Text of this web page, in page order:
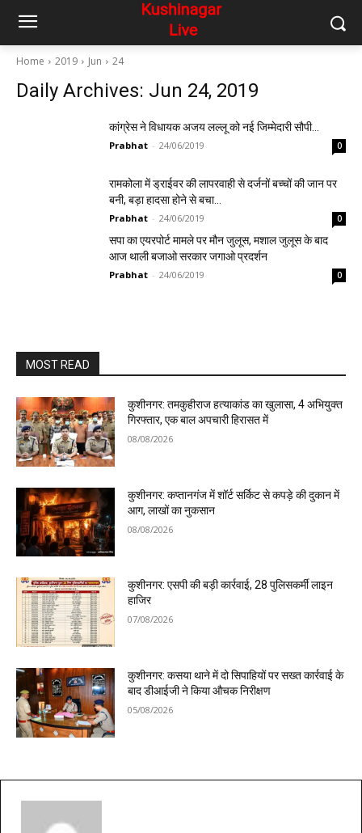
Home 2019 Jun 24
Daily Archives: Jun 24, 2019
कांग्रेस ने विधायक अजय लल्लू को नई जिम्मेदारी सौपी…
Prabhat - 24/06/2019 0
रामकोला में ड्राईवर की लापरवाही से दर्जनों बच्चों की जान पर
बनी, बड़ा हादसा होने से बचा…
Prabhat - 24/06/2019 0
सपा का एयरपोर्ट मामले पर मौन जुलूस, मशाल जुलूस के बाद
आज थाली बजाओ सरकार जगाओ प्रदर्शन
Prabhat - 24/06/2019 0
MOST READ
कुशीनगर: तमकुहीराज हत्याकांड का खुलासा, 4 अभियुक्त
गिरफ्तार, एक बाल अपचारी हिरासत में
08/08/2026
कुशीनगर: कप्तानगंज में शॉर्ट सर्किट से कपड़े की दुकान में
आग, लाखों का नुकसान
08/08/2026
कुशीनगर: एसपी की बड़ी कार्रवाई, 28 पुलिसकर्मी लाइन
हाजिर
07/08/2026
कुशीनगर: कसया थाने में दो सिपाहियों पर सख्त कार्रवाई के
बाद डीआईजी ने किया औचक निरीक्षण
05/08/2026